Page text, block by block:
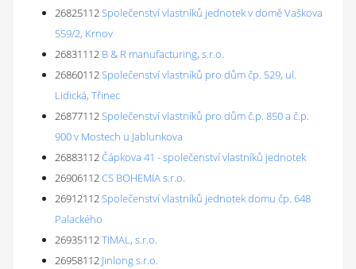
26825112Společenství vlastníků jednotek v domě Vaškova
559/2, Krnov
26831112 B & R manufacturing, s.r.o.
26860112Společenství vlastníků pro dům čp. 529, ul.
Lidická, Třinec
26877112Společenství vlastníků pro dům č.p. 850 a č.p.
900 v Mostech u Jablunkova
26883112Čápkova 41 - společenství vlastníků jednotek
26906112CS BOHEMIA s.r.o.
26912112Společenství vlastníků jednotek domu čp. 648
Palackého
26935112TIMAL, s.r.o.
26958112 Jinlong s.r.o.